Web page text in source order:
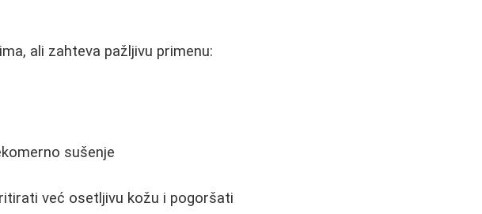
ali zahteva pažljivu primenu:
sušenje
već osetljivu kožu i pogoršati